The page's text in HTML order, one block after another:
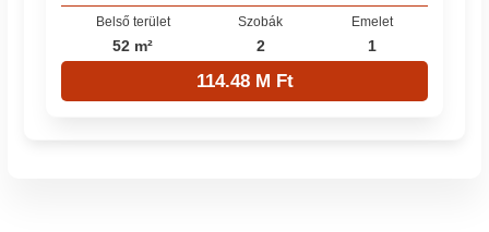
Belső terület
52 m²
Szobák
2
Emelet
1
114.48 M Ft